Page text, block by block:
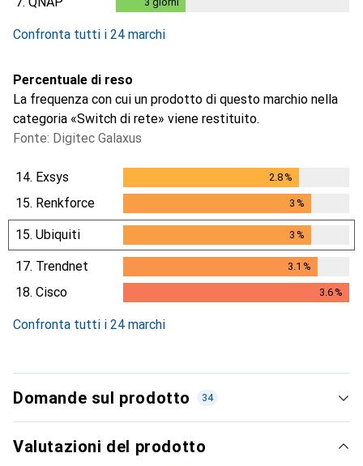
Confronta tutti i 24 marchi
Percentuale di reso
La frequenza con cui un prodotto di questo marchio nella
categoria «Switch di rete» viene restituito.
Fonte: Digitec Galaxus
14. Exsys 2.8%
15. Renkforce 3 %
15. Ubiquiti 3 %
17. Trendnet 3.1 %
3.1%
18. Cisco 3.6%
Confronta tutti i 24 marchi
Domande sul prodotto 34
Valutazioni del prodotto